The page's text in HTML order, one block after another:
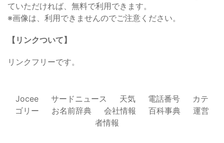
ていただければ、無料で利用できます。
※画像は、利用できませんのでご注意ください。
【リンクついて】
リンクフリーです。
Jocee サードニュース 天気 電話番号
カテ
ゴリー
お名前辞典 会社情報 百科事典
運営
者情報